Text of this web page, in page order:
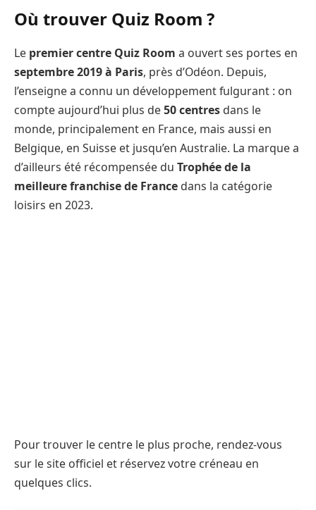
Où trouver Quiz Room ?
Le premier centre Quiz Room a ouvert ses portes en
septembre 2019 à Paris, près d’Odéon. Depuis,
l’enseigne a connu un développement fulgurant : on
compte aujourd’hui plus de50 centres dans le
monde, principalement en France, mais aussi en
Belgique, en Suisse et jusqu’en Australie. La marque a
d’ailleurs été récompensée du Trophée de la
meilleure franchise de France dans la catégorie
loisirs en 2023.
Pour trouver le centre le plus proche, rendez-vous
sur le site officiel et réservez votre créneau en
quelques clics.